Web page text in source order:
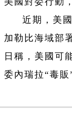
近期，美
加勒比海域部
日稱，美國可
委內瑞拉“毒販